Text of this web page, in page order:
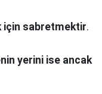
için sabretmektir.
yerini ise ancak